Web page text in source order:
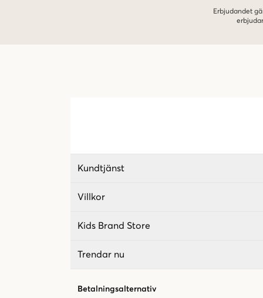
Erbjudandet
Kundtjänst
Villkor
Kids Brand Store
Trendar nu
Betalningsalternativ